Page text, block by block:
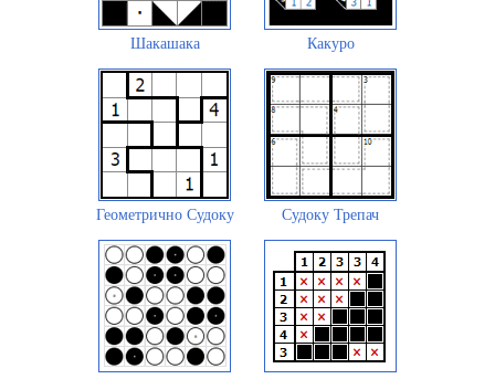
Шакашака Какуро
Геометрично Судоку Судоку Трепач